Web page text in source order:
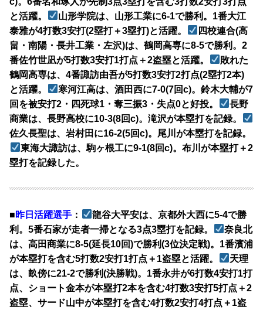
と活躍。
山形学院は、山形工業に6-1で勝利。1番大江
泰雅が4打数3安打(2塁打＋3塁打)と活躍。
四校連合(高
畠・南陽・長井工業・左沢)は、鶴岡高専に8-5で勝利。2
番佐竹世凪が5打数3安打1打点＋2盗塁と活躍。
敗れた
鶴岡高専は、4番諏訪由吾が5打数3安打2打点(2塁打2本)
と活躍。
寒河江高は、酒田西に7-0(7回c)。鈴木大輔が7
回を被安打2・四死球1・奪三振3・失点0と好投。
長野
商業は、長野高校に10-3(8回c)。滝沢が本塁打を記録。
佐久長聖は、岩村田に16-2(5回c)。尾川が本塁打を記録。
東海大諏訪は、駒ヶ根工に9-1(8回c)。布川が本塁打＋2
塁打を記録した。
■昨日活躍選手 ：
龍谷大平安は、京都外大西に5-4で勝
利。5番石家が走者一掃となる3点3塁打を記録。
奈良北
は、高田商業に8-5(延長10回)で勝利(3位決定戦)。1番濱浦
が本塁打を含む5打数2安打1打点＋1盗塁と活躍。
天理
は、畝傍に21-2で勝利(決勝戦)。1番永井が6打数4安打1打
点、ショート金本が本塁打2本を含む4打数3安打5打点＋2
盗塁、サード山中が本塁打を含む4打数2安打4打点＋1盗